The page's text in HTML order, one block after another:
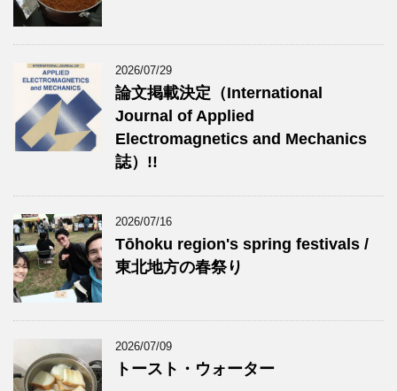
2026/07/29
論文掲載決定（International
Journal of Applied
Electromagnetics and Mechanics
誌）!!
2026/07/16
Tōhoku region's spring festivals /
東北地方の春祭り
2026/07/09
トースト・ウォーター